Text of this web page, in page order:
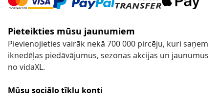
Pieteikties mūsu jaunumiem
Pievienojieties vairāk nekā 700 000 pircēju, kuri saņem
iknedēļas piedāvājumus, sezonas akcijas un jaunumus
no vidaXL.
Mūsu sociālo tīklu konti